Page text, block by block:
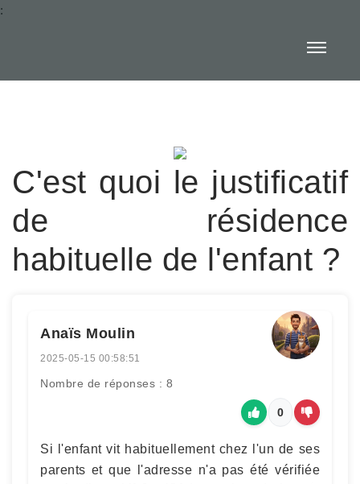
:
C'est quoi le justificatif
de résidence
habituelle de l'enfant ?
Anaïs Moulin
2025-05-15 00:58:51
Nombre de réponses : 8
0
Si l'enfant vit habituellement chez l'un de ses
parents et que l'adresse n'a pas été vérifiée